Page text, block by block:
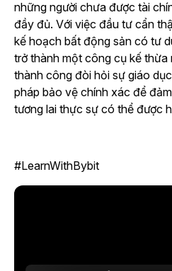
những người chưa được tài
đầy đủ. Với việc đầu tư cẩn
kế hoạch bất động sản có tư
trở thành một công cụ kế thừa
thành công đòi hỏi sự giáo
pháp bảo vệ chính xác để
tương lai thực sự có thể được
#LearnWithBybit